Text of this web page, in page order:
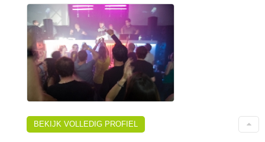
BEKIJK VOLLEDIG PROFIEL